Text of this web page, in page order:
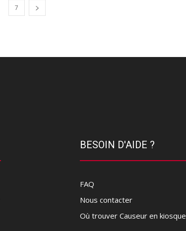
7
BESOIN D'AIDE ?
FAQ
Nous contacter
Où trouver Causeur en